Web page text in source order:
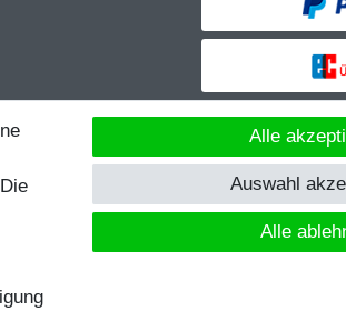
- Von Anglern für Angler
dem niedrigsten Preis. Die UVP zu den
Alle
Alle
Auswahl